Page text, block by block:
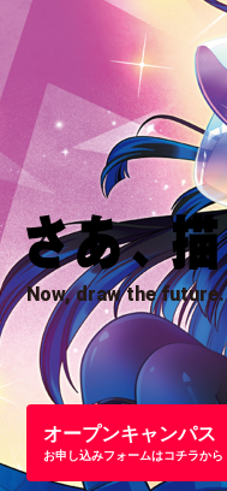
Now, draw the future.
オープンキャンパス
お申し込みフォームはコチラから